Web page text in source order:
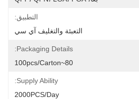
التطبيق:
التعبئة والتغليف آي سي
Packaging Details:
80~100pcs/carton
Supply Ability:
2000PCS/Day